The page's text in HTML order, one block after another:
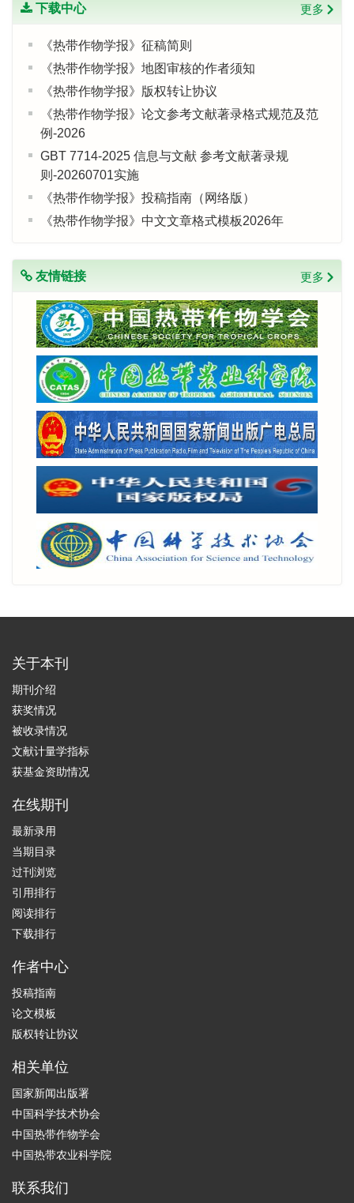
下载中心 更多
《热带作物学报》征稿简则
《热带作物学报》地图审核的作者须知
《热带作物学报》版权转让协议
《热带作物学报》论文参考文献著录格式规范及范
例-2026
GBT 7714-2025 信息与文献 参考文献著录规
则-20260701实施
《热带作物学报》投稿指南（网络版）
《热带作物学报》中文文章格式模板2026年
友情链接 更多
关于本刊
期刊介绍
获奖情况
被收录情况
文献计量学指标
获基金资助情况
在线期刊
最新录用
当期目录
过刊浏览
引用排行
阅读排行
下载排行
作者中心
投稿指南
论文模板
版权转让协议
相关单位
国家新闻出版署
中国科学技术协会
中国热带作物学会
中国热带农业科学院
联系我们